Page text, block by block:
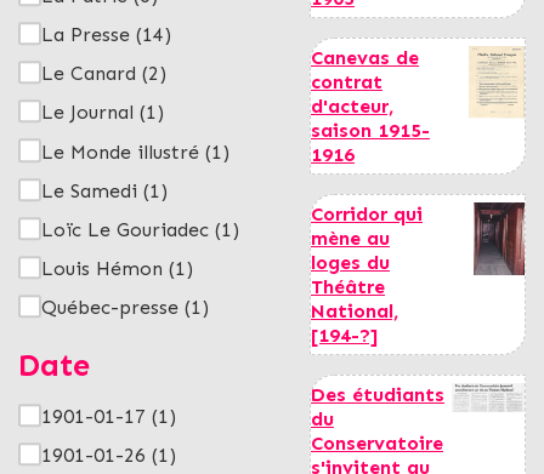
Canevas de
contrat
d'acteur,
saison 1915-
1916
Corridor qui
mène au
loges du
Théâtre
National,
[194-?]
Des étudiants
du
Conservatoire
s'invitent au
La Presse(14)
Le Canard(2)
Le Journal(1)
Le Monde illustré(1)
Le Samedi(1)
Loïc Le Gouriadec(1)
Louis Hémon(1)
Québec-presse(1)
Date
1901-01-17(1)
1901-01-26(1)